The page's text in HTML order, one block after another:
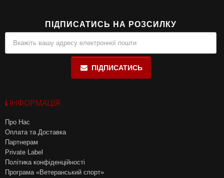
ПІДПИСАТИСЬ НА РОЗСИЛКУ
ПІДПИСАТИСЬ
ІНФОРМАЦІЯ
Про Нас
Оплата та Доставка
Партнерам
Private Label
Політика конфіденційності
Програма «Ветеранський спорт»